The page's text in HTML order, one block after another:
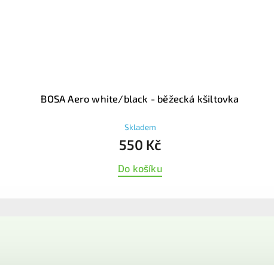
BOSA Aero white/black - běžecká kšiltovka
Skladem
550 Kč
Do košíku